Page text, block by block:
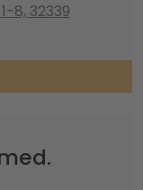
8, 32339